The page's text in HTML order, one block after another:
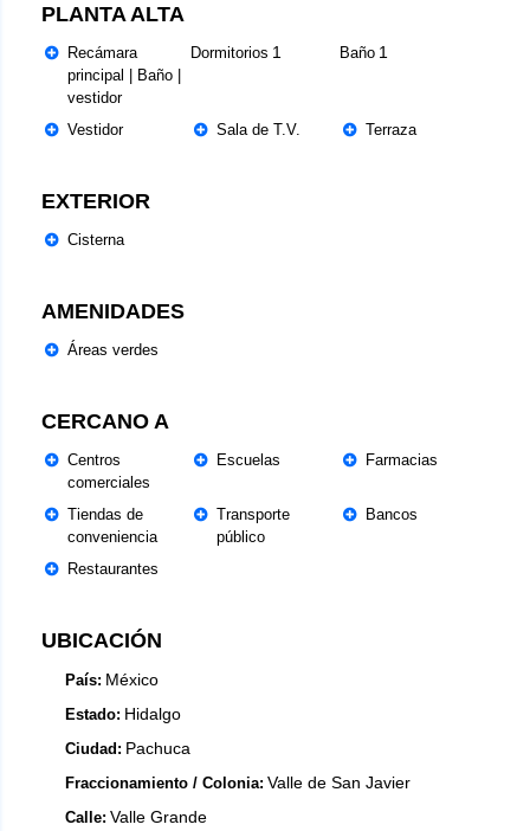
PLANTA ALTA
Recámara
principal | Baño |
vestidor
Dormitorios 1 Baño 1
Vestidor Sala de T.V. Terraza
EXTERIOR
Cisterna
AMENIDADES
Áreas verdes
CERCANO A
Centros
comerciales
Escuelas Farmacias
Tiendas de
conveniencia
Transporte
público
Bancos
Restaurantes
UBICACIÓN
País: México
Estado: Hidalgo
Ciudad: Pachuca
Fraccionamiento / Colonia: Valle de San Javier
Calle: Valle Grande